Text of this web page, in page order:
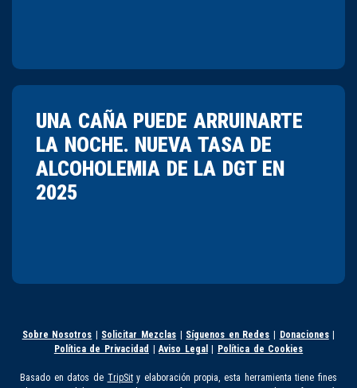
UNA CAÑA PUEDE ARRUINARTE
LA NOCHE. NUEVA TASA DE
ALCOHOLEMIA DE LA DGT EN
2025
Sobre Nosotros Solicitar Mezclas Síguenos en Redes Donaciones|
Política de Privacidad
|Aviso Legal Política de Cookies
Basado en datos de TripSity elaboración propia, esta herramienta tiene fines